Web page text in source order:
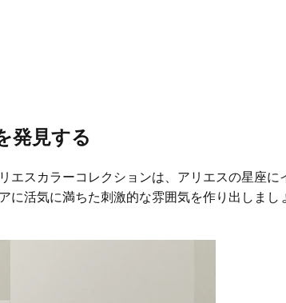
発見する
スカラーコレクションは、アリエスの星座
に活気に満ちた刺激的な雰囲気を作り出しまし